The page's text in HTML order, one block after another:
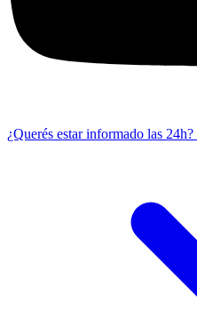
¿Querés estar informado las 24h?